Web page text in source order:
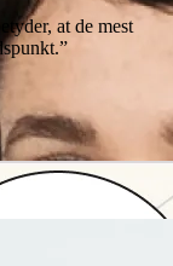
at de mest